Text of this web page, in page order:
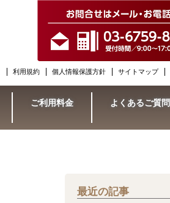
利用規約 個人情報保護方針 サイトマップ
ご利用料金 よくあるご質問
最近の記事